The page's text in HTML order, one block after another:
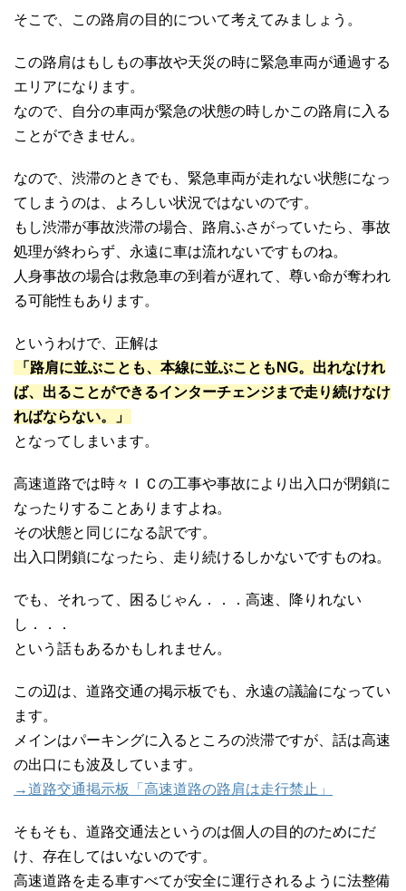
そこで、この路肩の目的について考えてみましょう。
この路肩はもしもの事故や天災の時に緊急車両が通過する
エリアになります。
なので、自分の車両が緊急の状態の時しかこの路肩に入る
ことができません。
なので、渋滞のときでも、緊急車両が走れない状態になっ
てしまうのは、よろしい状況ではないのです。
もし渋滞が事故渋滞の場合、路肩ふさがっていたら、事故
処理が終わらず、永遠に車は流れないですものね。
人身事故の場合は救急車の到着が遅れて、尊い命が奪われ
る可能性もあります。
というわけで、正解は
「路肩に並ぶことも、本線に並ぶこともNG。出れなけれ
ば、出ることができるインターチェンジまで走り続けなけ
ればならない。」
となってしまいます。
高速道路では時々ＩＣの工事や事故により出入口が閉鎖に
なったりすることありますよね。
その状態と同じになる訳です。
出入口閉鎖になったら、走り続けるしかないですものね。
でも、それって、困るじゃん．．．高速、降りれない
し．．．
という話もあるかもしれません。
この辺は、道路交通の掲示板でも、永遠の議論になってい
ます。
メインはパーキングに入るところの渋滞ですが、話は高速
の出口にも波及しています。
→道路交通掲示板「高速道路の路肩は走行禁止」
そもそも、道路交通法というのは個人の目的のためにだ
け、存在してはいないのです。
高速道路を走る車すべてが安全に運行されるように法整備